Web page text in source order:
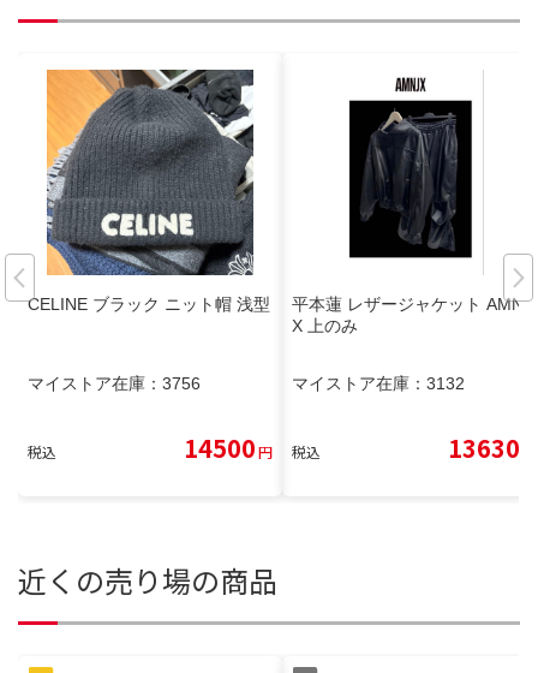
CELINE ブラック ニット帽 浅型
マイストア在庫： 3756
税込 14500円
平本蓮 レザージャケット AMNJ
X 上のみ
マイストア在庫： 3132
税込 13630
近くの売り場の商品